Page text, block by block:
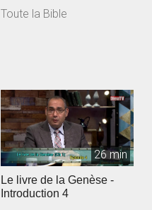
Toute la Bible
26 min
Le livre de la Genèse -
Introduction 4